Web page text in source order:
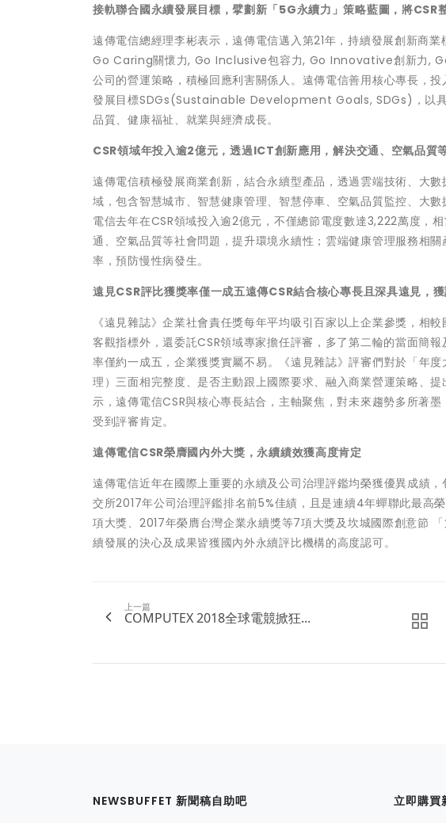
接軌聯合國永續發展目標，擘劃新「5G永續力」策略藍圖，將CSR
遠傳電信總經理李彬表示，遠傳電信邁入第21年，持續發展創新
Go Caring關懷力, Go Inclusive包容力, Go Innovative創新力,
公司的營運策略，積極回應利害關係人。遠傳電信善用核心專長，
發展目標SDGs(Sustainable Development Goals, SDGs)，以具
品質、健康福祉、就業與經濟成長。
CSR領域年投入逾2億元，透過ICT創新應用，解決交通、空氣品質
遠傳電信積極發展商業創新，結合永續型產品，透過雲端技術、大
域，包含智慧城市、智慧健康管理、智慧停車、空氣品質監控、大
電信去年在CSR領域投入逾2億元，不僅總節電度數達3,222萬度，
通、空氣品質等社會問題，提升環境永續性；雲端健康管理服務相
率，預防慢性病發生。
遠見CSR評比獲獎率僅一成五遠傳CSR結合核心專長且深具遠見，
《遠見雜誌》企業社會責任獎每年平均吸引百家以上企業參獎，相
客觀指標外，還委託CSR領域專家擔任評審，多了第二輪的當面簡報
率僅約一成五 ，企業獲獎實屬不易。《遠見雜誌》評審們對於「年
理）三面相完整度、是否主動跟上國際要求、融入商業營運策略、
示，遠傳電信CSR與核心專長結合，主軸聚焦，對未來趨勢多所著
受到評審肯定。
遠傳電信CSR榮膺國內外大獎，永續績效獲高度肯定
遠傳電信近年在國際上重要的永續及公司治理評鑑均榮獲優異成績
交所2017年公司治理評鑑排名前5%佳績，且是連續4年蟬聯此最高
項大獎、2017年榮膺台灣企業永續獎等7項大獎及坎城國際創意節
續發展的決心及成果皆獲國內外永續評比機構的高度認可。
上一篇
COMPUTEX 2018全球電競掀狂...
NEWSBUFFET 新聞稿自助吧 立即購買